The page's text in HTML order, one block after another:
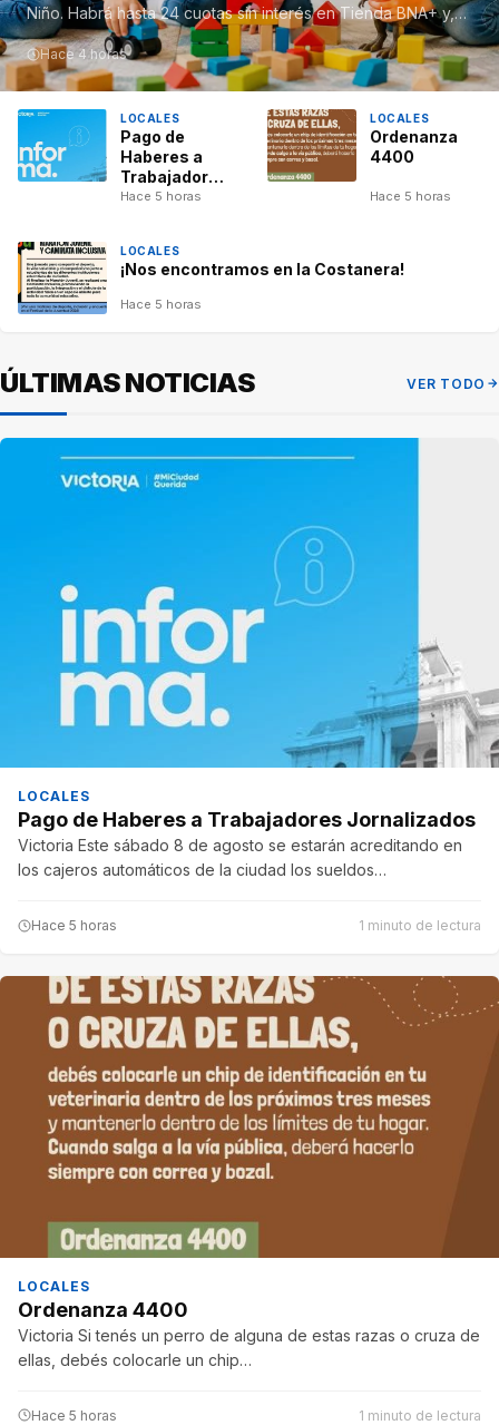
Niño. Habrá hasta 24 cuotas sin interés en Tienda BNA+ y,…
Hace 4 horas
LOCALES
Pago de
Haberes a
Trabajadores
Jornalizados
Hace 5 horas
LOCALES
Ordenanza
4400
Hace 5 horas
LOCALES
¡Nos encontramos en la Costanera!
Hace 5 horas
ÚLTIMAS NOTICIAS VER TODO
LOCALES
Pago de Haberes a Trabajadores Jornalizados
Victoria Este sábado 8 de agosto se estarán acreditando en
los cajeros automáticos de la ciudad los sueldos…
Hace 5 horas 1 minuto de lectura
LOCALES
Ordenanza 4400
Victoria Si tenés un perro de alguna de estas razas o cruza de
ellas, debés colocarle un chip…
Hace 5 horas 1 minuto de lectura